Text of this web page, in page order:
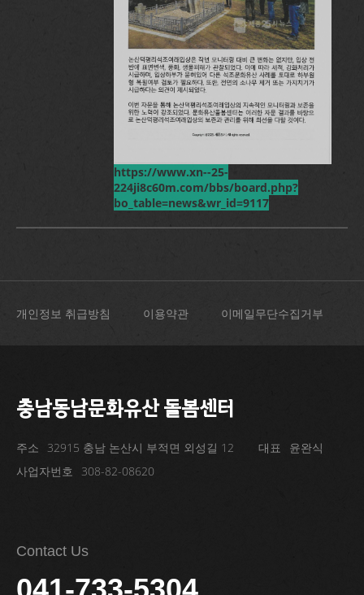
https://www.xn--25-
224ji8c60m.com/bbs/board.php?
bo_table=news&wr_id=9117
개인정보 취급방침 이용약관 이메일무단수집거부
충남동남문화유산 돌봄센터
주소 32915 충남 논산시 부적면 외성길 12 대표
윤완식
사업자번호
308-82-08620
Contact Us